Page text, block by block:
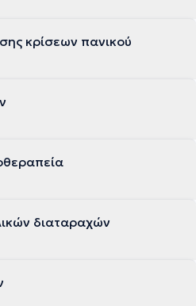
κρίσεων πανικού
διαταραχών